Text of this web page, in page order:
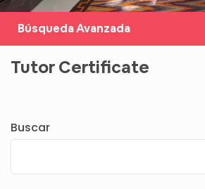
Búsqueda Avanzada
Tutor Certificate
Buscar